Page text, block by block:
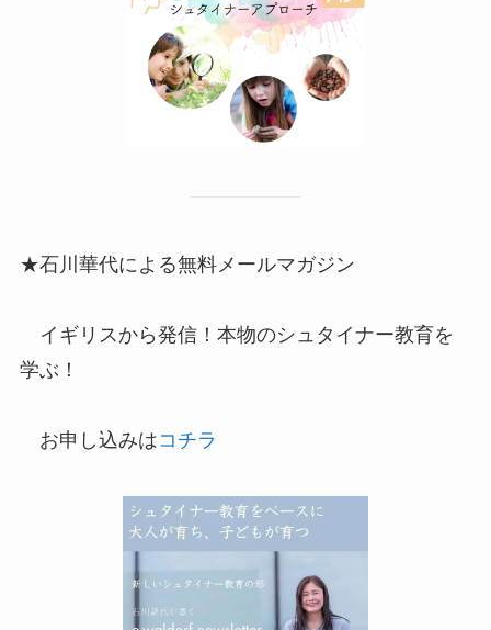
★石川華代による無料メールマガジン
イギリスから発信！本物のシュタイナー教育を
学ぶ！
お申し込みはコチラ